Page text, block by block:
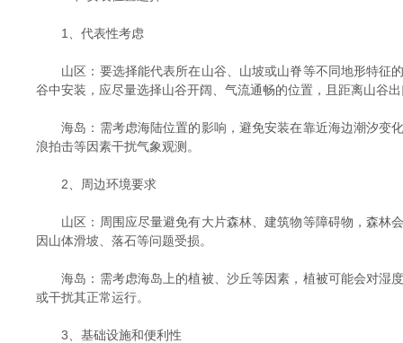
1、代表性考虑
山区：要选择能代表所在山谷、山坡或山脊等不同地形特征的
谷中安装，应尽量选择山谷开阔、气流通畅的位置，且距离山谷
海岛：需考虑海陆位置的影响，避免安装在靠近海边潮汐变化
浪拍击等因素干扰气象观测。
2、周边环境要求
山区：周围应尽量避免有大片森林、建筑物等障碍物，森林会
因山体滑坡、落石等问题受损。
海岛：需考虑海岛上的植被、沙丘等因素，植被可能会对湿度
或干扰其正常运行。
3、基础设施和便利性